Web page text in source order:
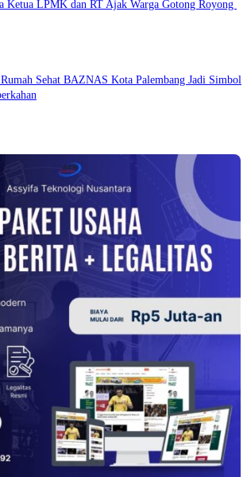
Ketua LPMK dan RT Ajak Warga Gotong Royong
Sehat BAZNAS Kota Palembang Jadi Simbol